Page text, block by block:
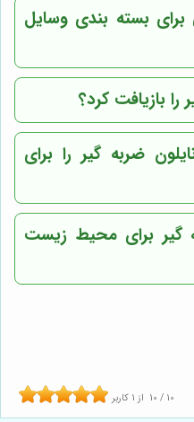
بسته بندی وسایل
را بازیافت کرد؟
ضربه گیر را برای
گیر برای محیط زیست
10 / 10 از 1 کاربر